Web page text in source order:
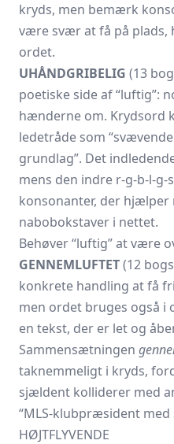
kryds, men bemærk
være svær at få på plads,
ordet.
UHÅNDGRIBELIG (13
poetiske side af “luftig”:
hænderne om. Krydsord
ledetråde som
grundlag”. Det
mens den indre r-g-b-l-g-
konsonanter, der hjælper
nabobokstaver i nettet.
Behøver “luftig” at være
GENNEMLUFTET(12
konkrete handling at få
men ordet bruges også i
en tekst, der er let og
Sammensætningen
taknemmeligt i kryds,
sjældent kolliderer med
“MLS-klubpræsident
HØJTFLYVENDE